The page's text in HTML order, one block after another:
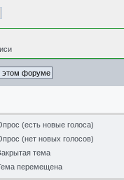
(есть новые голоса)
(нет новых голосов)
тема
перемещена